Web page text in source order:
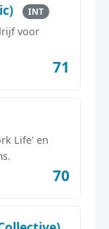
INT
voor
71
Life' en
70